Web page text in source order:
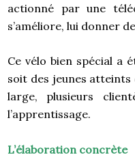
actionné par une
s’améliore, lui donner
Ce vélo bien spécial a
soit des jeunes atteints
large, plusieurs
l’apprentissage.
L’élaboration concrète